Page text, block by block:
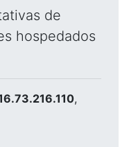
de
hospedados
,